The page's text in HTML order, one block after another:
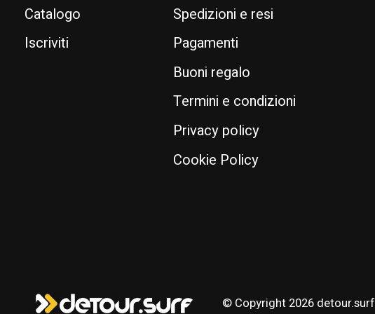
Catalogo
Iscriviti
Spedizioni e resi
Pagamenti
Buoni regalo
Termini e condizioni
Privacy policy
Cookie Policy
© Copyright 2026 detour.surf